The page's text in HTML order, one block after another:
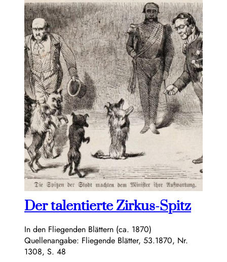
Der talentierte Zirkus-Spitz
In den Fliegenden Blättern (ca. 1870)
Quellenangabe: Fliegende Blätter, 53.1870, Nr.
1308, S. 48